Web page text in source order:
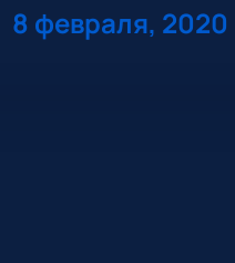
8 февраля, 2020